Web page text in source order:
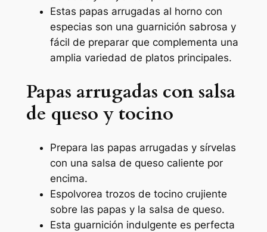
Estas papas arrugadas al horno con
especias son una guarnición sabrosa y
fácil de preparar que complementa una
amplia variedad de platos principales.
Papas arrugadas con salsa
de queso y tocino
Prepara las papas arrugadas y sírvelas
con una salsa de queso caliente por
encima.
Espolvorea trozos de tocino crujiente
sobre las papas y la salsa de queso.
Esta guarnición indulgente es perfecta